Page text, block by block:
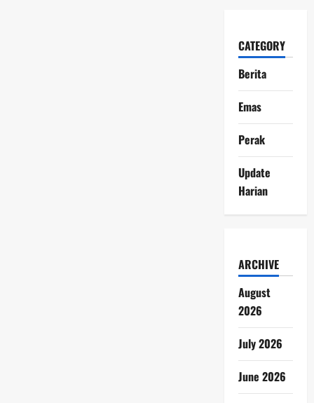
CATEGORY
Berita
Emas
Perak
Update
Harian
ARCHIVE
August
2026
July 2026
June 2026